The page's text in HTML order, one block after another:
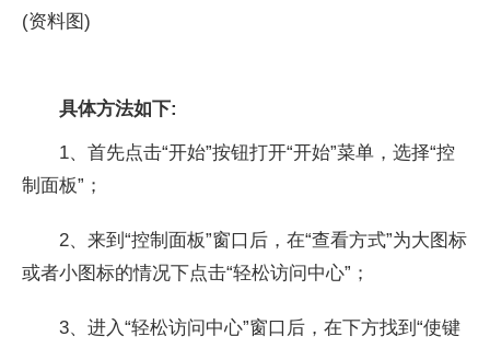
(资料图)
具体方法如下:
1、首先点击“开始”按钮打开“开始”菜单，选择“控
制面板”；
2、来到“控制面板”窗口后，在“查看方式”为大图标
或者小图标的情况下点击“轻松访问中心”；
3、 进入“轻松访问中心”窗口后，在下方找到“使键